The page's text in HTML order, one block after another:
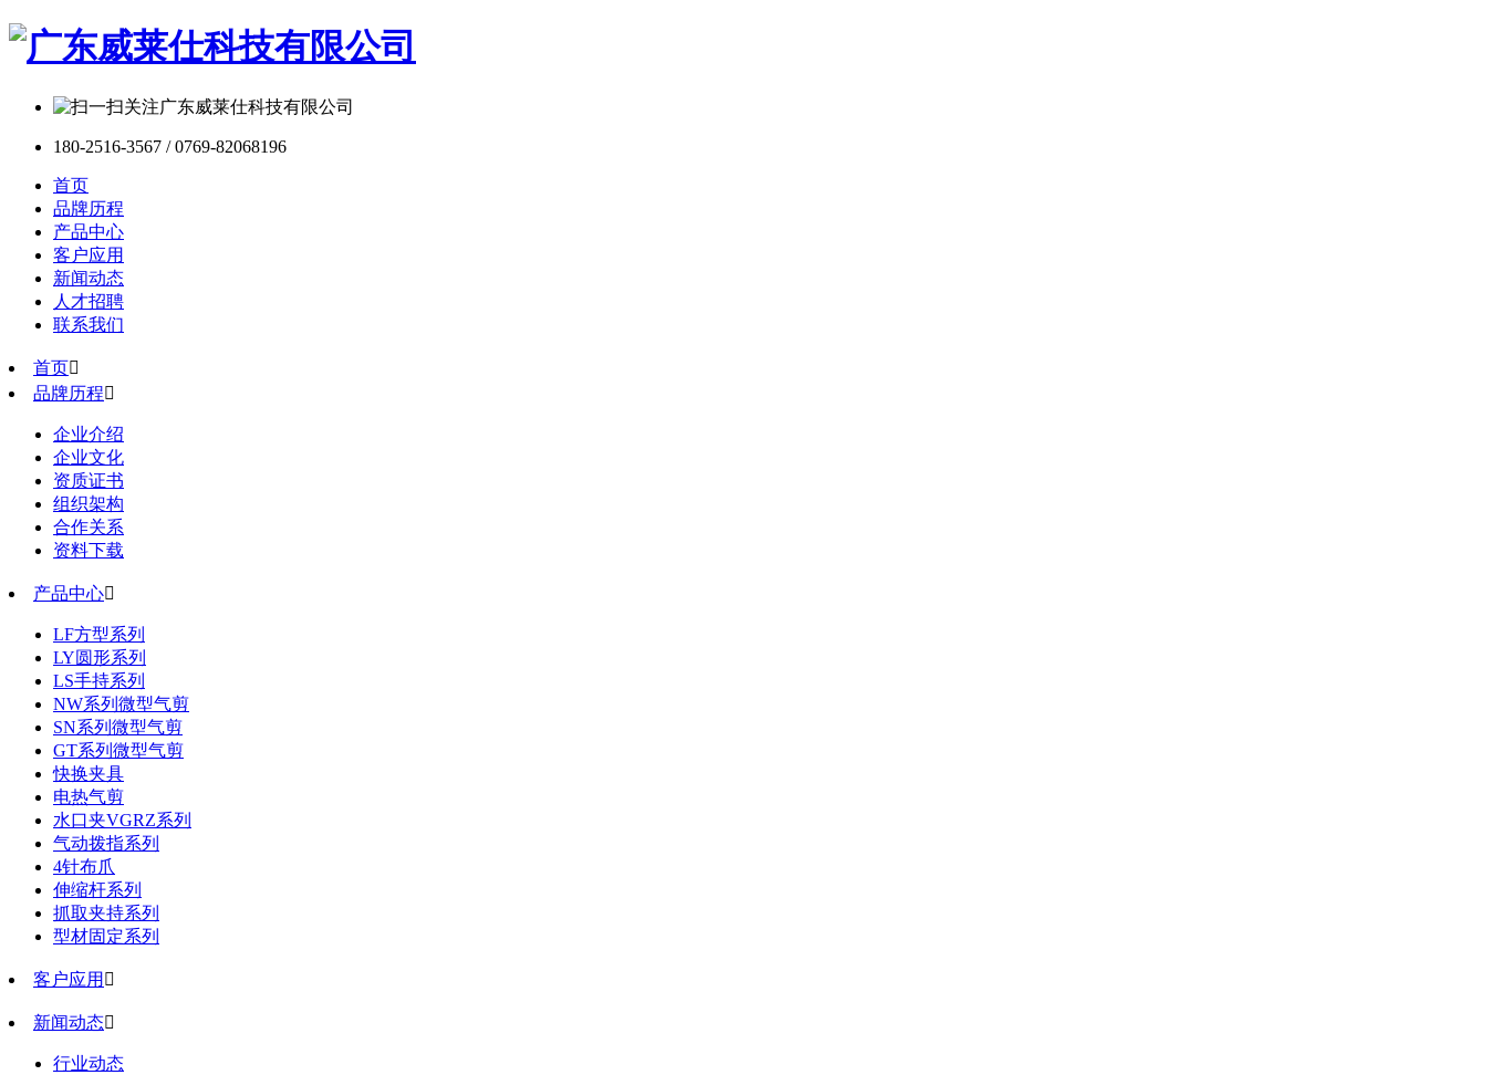
180-2516-3567 / 0769-82068196
首页
品牌历程
产品中心
客户应用
新闻动态
人才招聘
联系我们
首页
品牌历程
企业介绍
企业文化
资质证书
组织架构
合作关系
资料下载
产品中心
LF方型系列
LY圆形系列
LS手持系列
NW系列微型气剪
SN系列微型气剪
GT系列微型气剪
快换夹具
电热气剪
水口夹VGRZ系列
气动拨指系列
4针布爪
伸缩杆系列
抓取夹持系列
型材固定系列
客户应用 
新闻动态
行业动态